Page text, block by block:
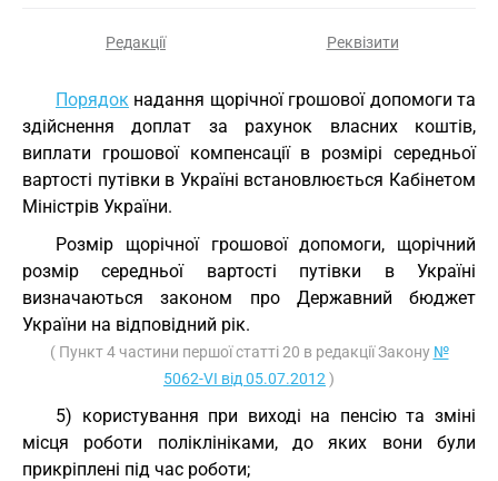
Редакції Реквізити
Порядок надання щорічної грошової допомоги та
здійснення доплат за рахунок власних коштів,
виплати грошової компенсації в розмірі середньої
вартості путівки в Україні встановлюється Кабінетом
Міністрів України.
Розмір щорічної грошової допомоги, щорічний
розмір середньої вартості путівки в Україні
визначаються законом про Державний бюджет
України на відповідний рік.
( Пункт 4 частини першої статті 20 в редакції Закону №
5062-VI від 05.07.2012 )
5) користування при виході на пенсію та зміні
місця роботи поліклініками, до яких вони були
прикріплені під час роботи;